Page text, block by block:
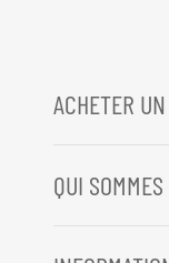
ACHETER
QUI